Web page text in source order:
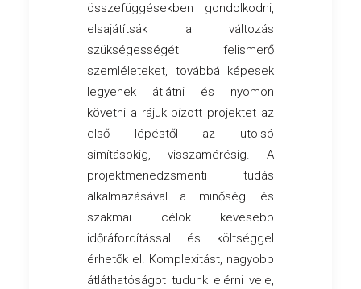
összefüggésekben gondolkodni,
elsajátítsák a változás
szükségességét felismerő
szemléleteket, továbbá képesek
legyenek átlátni és nyomon
követni a rájuk bízott projektet az
első lépéstől az utolsó
simításokig, visszamérésig. A
projektmenedzsmenti tudás
alkalmazásával a minőségi és
szakmai célok kevesebb
időráfordítással és költséggel
érhetők el. Komplexitást, nagyobb
átláthatóságot tudunk elérni vele,